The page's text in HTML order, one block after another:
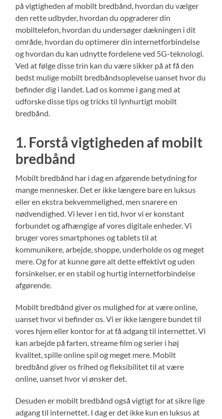
på vigtigheden af mobilt bredbånd, hvordan du vælger
den rette udbyder, hvordan du opgraderer din
mobiltelefon, hvordan du undersøger dækningen i dit
område, hvordan du optimerer din internetforbindelse
og hvordan du kan udnytte fordelene ved 5G-teknologi.
Ved at følge disse trin kan du være sikker på at få den
bedst mulige mobilt bredbåndsoplevelse uanset hvor du
befinder dig i landet. Lad os komme i gang med at
udforske disse tips og tricks til lynhurtigt mobilt
bredbånd.
1. Forstå vigtigheden af mobilt
bredbånd
Mobilt bredbånd har i dag en afgørende betydning for
mange mennesker. Det er ikke længere bare en luksus
eller en ekstra bekvemmelighed, men snarere en
nødvendighed. Vi lever i en tid, hvor vi er konstant
forbundet og afhængige af vores digitale enheder. Vi
bruger vores smartphones og tablets til at
kommunikere, arbejde, shoppe, underholde os og meget
mere. Og for at kunne gøre alt dette effektivt og uden
forsinkelser, er en stabil og hurtig internetforbindelse
afgørende.
Mobilt bredbånd giver os mulighed for at være online,
uanset hvor vi befinder os. Vi er ikke længere bundet til
vores hjem eller kontor for at få adgang til internettet. Vi
kan arbejde på farten, streame film og serier i høj
kvalitet, spille online spil og meget mere. Mobilt
bredbånd giver os frihed og fleksibilitet til at være
online, uanset hvor vi ønsker det.
Desuden er mobilt bredbånd også vigtigt for at sikre lige
adgang til internettet. I dag er det ikke kun en luksus at